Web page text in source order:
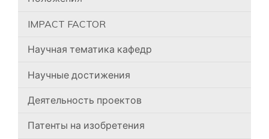
IMPACT FACTOR
Научная тематика кафедр
Научные достижения
Деятельность проектов
Патенты на изобретения